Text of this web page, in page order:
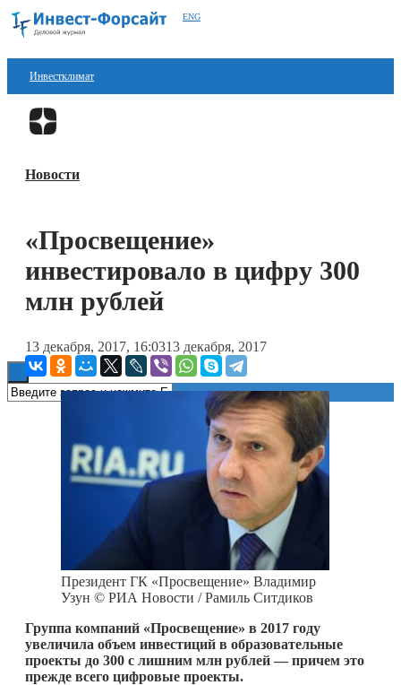
ENG
Инвестклимат
Финансы
Блокчейн
Технологии
Новости
«Просвещение»
инвестировало в цифру 300
млн рублей
13 декабря, 2017, 16:0313 декабря, 2017
Президент ГК «Просвещение» Владимир
Узун © РИА Новости / Рамиль Ситдиков
Группа компаний «Просвещение» в 2017 году
увеличила объем инвестиций в образовательные
проекты до 300 с лишним млн рублей — причем это
прежде всего цифровые проекты.